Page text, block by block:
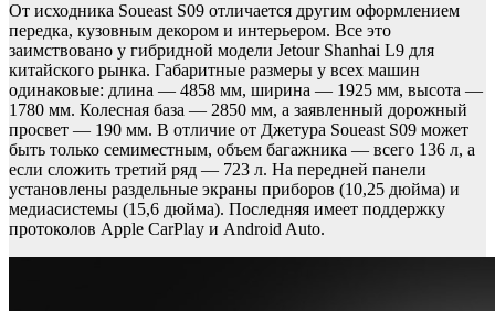
От исходника Soueast S09 отличается другим оформлением
передка, кузовным декором и интерьером. Все это
заимствовано у гибридной модели Jetour Shanhai L9 для
китайского рынка. Габаритные размеры у всех машин
одинаковые: длина — 4858 мм, ширина — 1925 мм, высота —
1780 мм. Колесная база — 2850 мм, а заявленный дорожный
просвет — 190 мм. В отличие от Джетура Soueast S09 может
быть только семиместным, объем багажника — всего 136 л, а
если сложить третий ряд — 723 л. На передней панели
установлены раздельные экраны приборов (10,25 дюйма) и
медиасистемы (15,6 дюйма). Последняя имеет поддержку
протоколов Apple CarPlay и Android Auto.